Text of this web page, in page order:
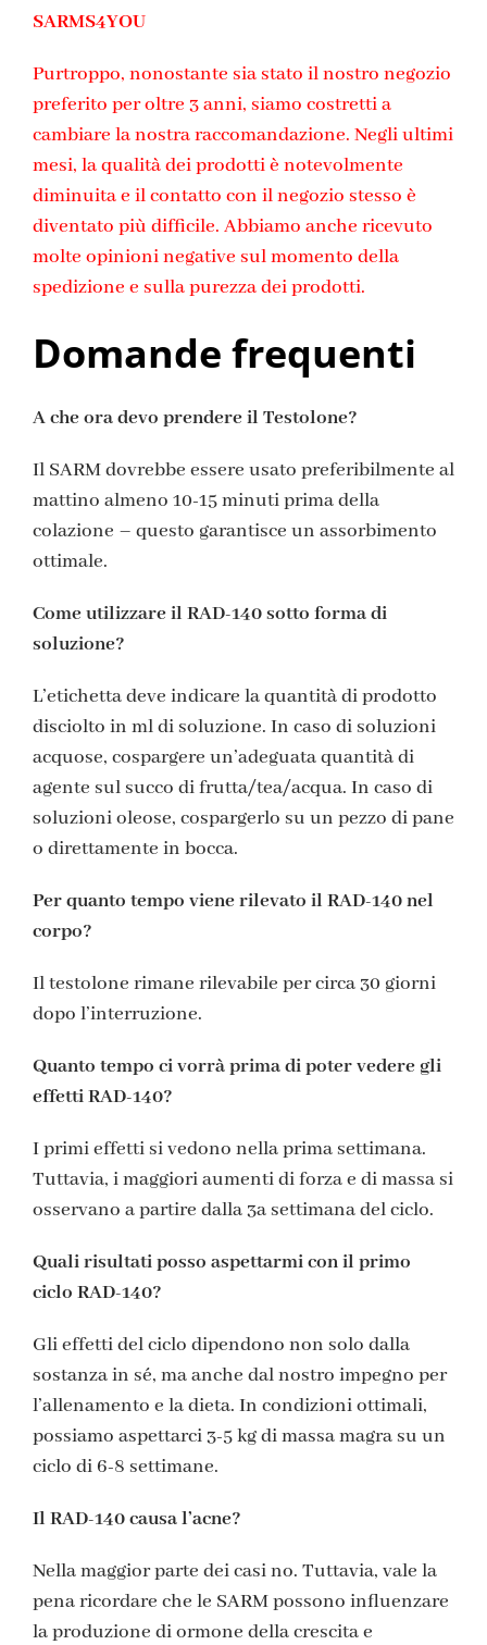
SARMS4YOU
Purtroppo, nonostante sia stato il nostro negozio
preferito per oltre 3 anni, siamo costretti a
cambiare la nostra raccomandazione. Negli ultimi
mesi, la qualità dei prodotti è notevolmente
diminuita e il contatto con il negozio stesso è
diventato più difficile. Abbiamo anche ricevuto
molte opinioni negative sul momento della
spedizione e sulla purezza dei prodotti.
Domande frequenti
A che ora devo prendere il Testolone?
Il SARM dovrebbe essere usato preferibilmente al
mattino almeno 10-15 minuti prima della
colazione – questo garantisce un assorbimento
ottimale.
Come utilizzare il RAD-140 sotto forma di
soluzione?
L’etichetta deve indicare la quantità di prodotto
disciolto in ml di soluzione. In caso di soluzioni
acquose, cospargere un’adeguata quantità di
agente sul succo di frutta/tea/acqua. In caso di
soluzioni oleose, cospargerlo su un pezzo di pane
o direttamente in bocca.
Per quanto tempo viene rilevato il RAD-140 nel
corpo?
Il testolone rimane rilevabile per circa 30 giorni
dopo l’interruzione.
Quanto tempo ci vorrà prima di poter vedere gli
effetti RAD-140?
I primi effetti si vedono nella prima settimana.
Tuttavia, i maggiori aumenti di forza e di massa si
osservano a partire dalla 3a settimana del ciclo.
Quali risultati posso aspettarmi con il primo
ciclo RAD-140?
Gli effetti del ciclo dipendono non solo dalla
sostanza in sé, ma anche dal nostro impegno per
l’allenamento e la dieta. In condizioni ottimali,
possiamo aspettarci 3-5 kg di massa magra su un
ciclo di 6-8 settimane.
Il RAD-140 causa l’acne?
Nella maggior parte dei casi no. Tuttavia, vale la
pena ricordare che le SARM possono influenzare
la produzione di ormone della crescita e